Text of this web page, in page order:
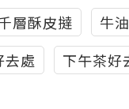
層酥皮撻
牛
去處
下午茶好